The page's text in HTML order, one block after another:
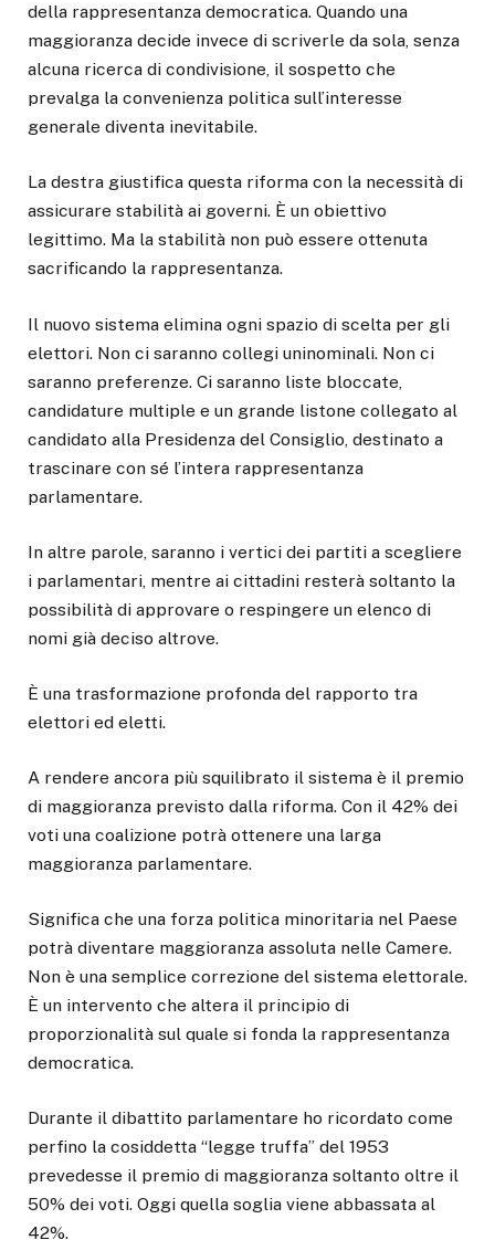
della rappresentanza democratica. Quando una
maggioranza decide invece di scriverle da sola, senza
alcuna ricerca di condivisione, il sospetto che
prevalga la convenienza politica sull’interesse
generale diventa inevitabile.
La destra giustifica questa riforma con la necessità di
assicurare stabilità ai governi. È un obiettivo
legittimo. Ma la stabilità non può essere ottenuta
sacrificando la rappresentanza.
Il nuovo sistema elimina ogni spazio di scelta per gli
elettori. Non ci saranno collegi uninominali. Non ci
saranno preferenze. Ci saranno liste bloccate,
candidature multiple e un grande listone collegato al
candidato alla Presidenza del Consiglio, destinato a
trascinare con sé l’intera rappresentanza
parlamentare.
In altre parole, saranno i vertici dei partiti a scegliere
i parlamentari, mentre ai cittadini resterà soltanto la
possibilità di approvare o respingere un elenco di
nomi già deciso altrove.
È una trasformazione profonda del rapporto tra
elettori ed eletti.
A rendere ancora più squilibrato il sistema è il premio
di maggioranza previsto dalla riforma. Con il 42% dei
voti una coalizione potrà ottenere una larga
maggioranza parlamentare.
Significa che una forza politica minoritaria nel Paese
potrà diventare maggioranza assoluta nelle Camere.
Non è una semplice correzione del sistema elettorale.
È un intervento che altera il principio di
proporzionalità sul quale si fonda la rappresentanza
democratica.
Durante il dibattito parlamentare ho ricordato come
perfino la cosiddetta “legge truffa” del 1953
prevedesse il premio di maggioranza soltanto oltre il
50% dei voti. Oggi quella soglia viene abbassata al
42%.